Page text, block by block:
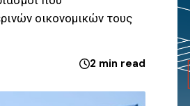
οικονομικών τους
2 min read